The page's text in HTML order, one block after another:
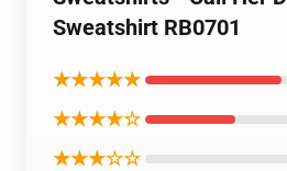
Sweatshirt RB0701
★★★★★
★★★★☆
★★★☆☆